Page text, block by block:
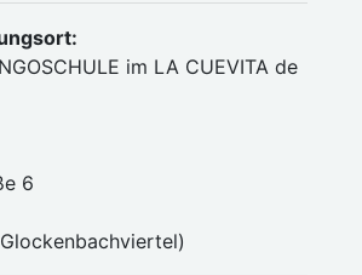
im LA CUEVITA de
6